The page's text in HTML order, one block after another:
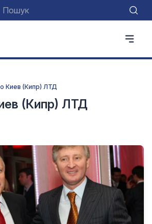
Киев (Кипр) ЛТД
(Кипр) ЛТД